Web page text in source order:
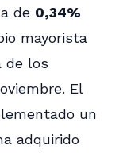
de 0,34%
mayorista
de los
El
un
adquirido